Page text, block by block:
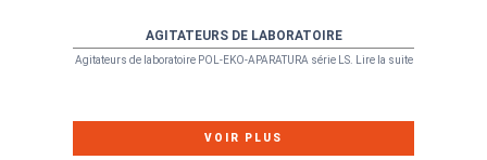
AGITATEURS DE LABORATOIRE
Agitateurs de laboratoire POL-EKO-APARATURA série LS. Lire la suite
VOIR PLUS